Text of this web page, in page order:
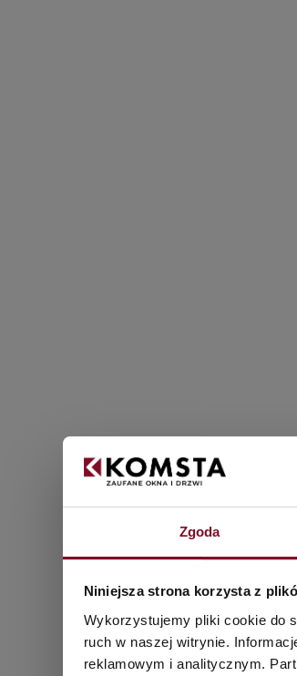
Zgoda
Niniejsza strona korzysta z
Wykorzystujemy pliki cookie do
ruch w naszej witrynie.
reklamowym i analitycznym.
Veka alle Farben